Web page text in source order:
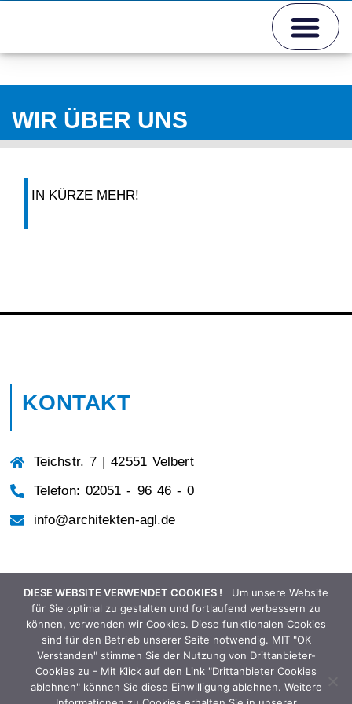
WIR ÜBER UNS
IN KÜRZE MEHR!
KONTAKT
Teichstr. 7 | 42551 Velbert
Telefon: 02051 - 96 46 - 0
info@architekten-agl.de
BÜROZEITEN
Montag - Donnerstag
von 9.00 – 16.30 Uhr
DIESE WEBSITE VERWENDET COOKIES ! Um unsere Website
für Sie optimal zu gestalten und fortlaufend verbessern zu
können, verwenden wir Cookies. Diese funktionalen Cookies
sind für den Betrieb unserer Seite notwendig. MIT "OK
Verstanden" stimmen Sie der Nutzung von Drittanbieter-
Cookies zu - Mit Klick auf den Link "Drittanbieter Cookies
ablehnen" können Sie diese Einwilligung ablehnen. Weitere